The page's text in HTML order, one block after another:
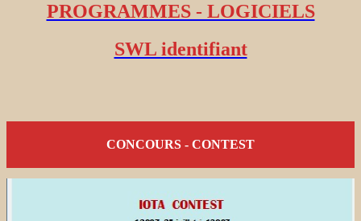
PROGRAMMES - LOGICIELS
SWL identifiant
CONCOURS - CONTEST